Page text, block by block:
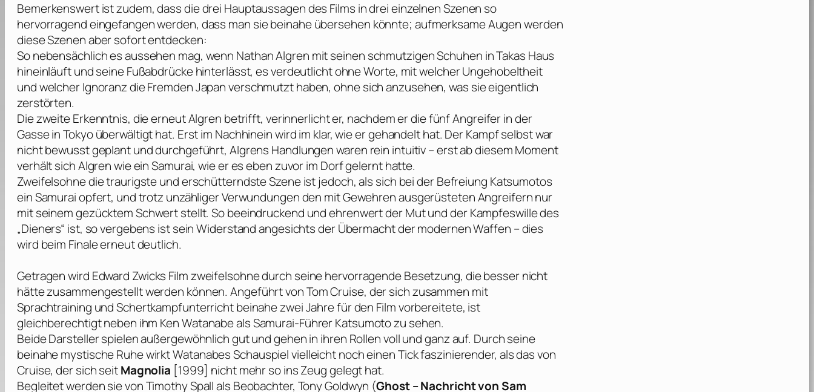
Bemerkenswert ist zudem, dass die drei Hauptaussagen des Films in drei einzelnen Szenen so
hervorragend eingefangen werden, dass man sie beinahe übersehen könnte; aufmerksame Augen werden
diese Szenen aber sofort entdecken:
So nebensächlich es aussehen mag, wenn Nathan Algren mit seinen schmutzigen Schuhen in Takas Haus
hineinläuft und seine Fußabdrücke hinterlässt, es verdeutlicht ohne Worte, mit welcher Ungehobeltheit
und welcher Ignoranz die Fremden Japan verschmutzt haben, ohne sich anzusehen, was sie eigentlich
zerstörten.
Die zweite Erkenntnis, die erneut Algren betrifft, verinnerlicht er, nachdem er die fünf Angreifer in der
Gasse in Tokyo überwältigt hat. Erst im Nachhinein wird im klar, wie er gehandelt hat. Der Kampf selbst war
nicht bewusst geplant und durchgeführt, Algrens Handlungen waren rein intuitiv – erst ab diesem Moment
verhält sich Algren wie ein Samurai, wie er es eben zuvor im Dorf gelernt hatte.
Zweifelsohne die traurigste und erschütterndste Szene ist jedoch, als sich bei der Befreiung Katsumotos
ein Samurai opfert, und trotz unzähliger Verwundungen den mit Gewehren ausgerüsteten Angreifern nur
mit seinem gezücktem Schwert stellt. So beeindruckend und ehrenwert der Mut und der Kampfeswille des
„Dieners“ ist, so vergebens ist sein Widerstand angesichts der Übermacht der modernen Waffen – dies
wird beim Finale erneut deutlich.
Getragen wird Edward Zwicks Film zweifelsohne durch seine hervorragende Besetzung, die besser nicht
hätte zusammengestellt werden können. Angeführt vonTom Cruise, der sich zusammen mit
Sprachtraining und Schertkampfunterricht beinahe zwei Jahre für den Film vorbereitete, ist
gleichberechtigt neben ihm Ken Watanabeals Samurai-Führer Katsumoto zu sehen.
Beide Darsteller spielen außergewöhnlich gut und gehen in ihren Rollen voll und ganz auf. Durch seine
beinahe mystische Ruhe wirktWatanabesSchauspiel vielleicht noch einen Tick faszinierender, als das von
Cruise, der sich seitMagnolia [1999] nicht mehr so ins Zeug gelegt hat.
Begleitet werden sie vonTimothy Spallals Beobachter, Tony Goldwyn (Ghost – Nachricht von Sam